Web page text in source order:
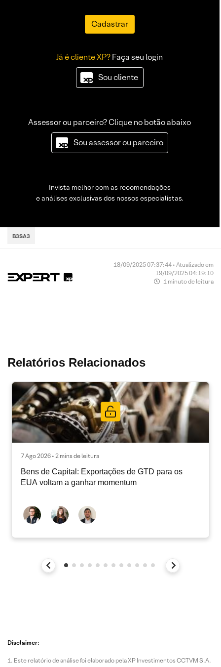
Cadastrar
Já é cliente XP?Faça seu login
Sou cliente
Assessor ou parceiro? Clique no botão abaixo
Sou assessor ou parceiro
Invista melhor com as recomendações
e análises exclusivas dos nossos especialistas.
B3SA3
18/09/2025 07:37:44 • Atualizado em
19/09/2025 04:19:10
1 minuto de leitura
Relatórios Relacionados
7 Ago 2026 • 2 mins de leitura
Bens de Capital: Exportações de GTD para os
EUA voltam a ganhar momentum
Disclaimer:
Este relatório de análise foi elaborado pela XP Investimentos CCTVM S.A.